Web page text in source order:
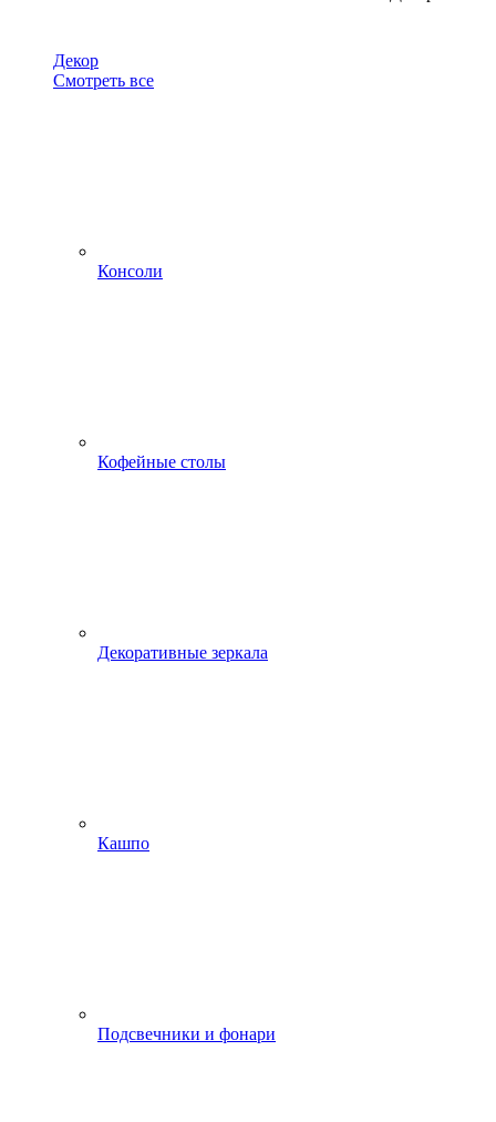
Декор
Смотреть все
Консоли
Кофейные столы
Декоративные зеркала
Кашпо
Подсвечники и фонари